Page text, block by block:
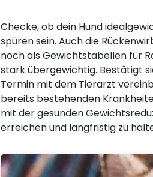
Checke, ob dein Hund
spüren sein. Auch die
noch als Gewichtstabellen für
stark übergewichtig. Bestätigt
Termin mit dem Tierarzt
bereits bestehenden
mit der gesunden
erreichen und langfristig zu